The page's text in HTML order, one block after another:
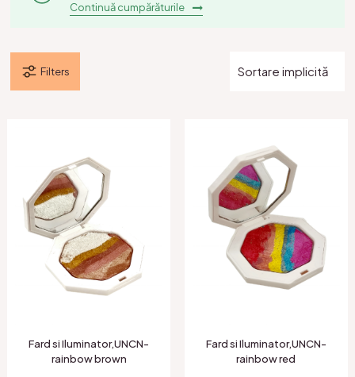
Continuă cumpărăturile
Filters
Fard si Iluminator,UNCN-
rainbow brown
Fard si Iluminator,UNCN-
rainbow red